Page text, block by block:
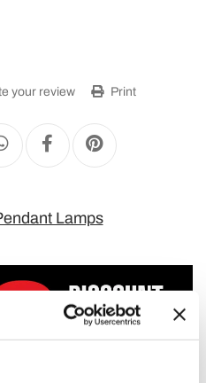
your review Print
Lamps